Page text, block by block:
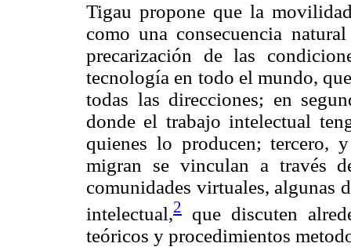
Tigau propone que la
como una consecuencia
precarización de las
tecnología en todo el mundo,
todas las direcciones; en
donde el trabajo intelectual
quienes lo producen; tercero,
migran se vinculan a través
comunidades virtuales, algunas
intelectual,2
que discuten
teóricos y procedimientos